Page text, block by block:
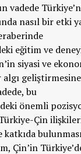
vadede
nasıl bir etki
eğitim ve
siyasi ve
bu
önemli
Çin
Çin’in